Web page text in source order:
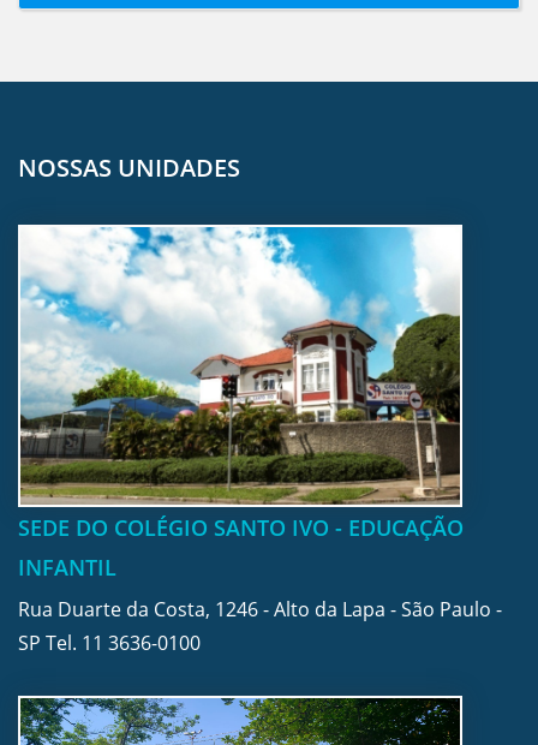
NOSSAS UNIDADES
SEDE DO COLÉGIO SANTO IVO - EDUCAÇÃO
INFANTIL
Rua Duarte da Costa, 1246 - Alto da Lapa - São Paulo -
SP Tel. 11 3636-0100